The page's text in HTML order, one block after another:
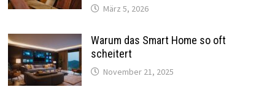
März 5, 2026
Warum das Smart Home so oft
scheitert
November 21, 2025